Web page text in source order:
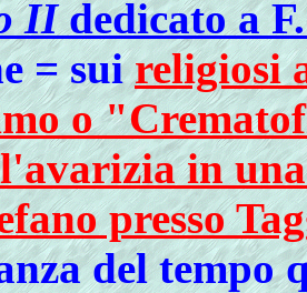
IIdedicato a
= suireligiosi
o
in
presso
del tempo